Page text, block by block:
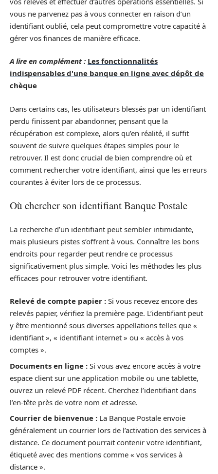
vous ne parvenez pas à vous connecter en raison d’un
identifiant oublié, cela peut compromettre votre capacité à
gérer vos finances de manière efficace.
A lire en complément : Les fonctionnalités
indispensables d'une banque en ligne avec dépôt de
chèque
Dans certains cas, les utilisateurs blessés par un identifiant
perdu finissent par abandonner, pensant que la
récupération est complexe, alors qu’en réalité, il suffit
souvent de suivre quelques étapes simples pour le
retrouver. Il est donc crucial de bien comprendre où et
comment rechercher votre identifiant, ainsi que les erreurs
courantes à éviter lors de ce processus.
Où chercher son identifiant Banque Postale
La recherche d’un identifiant peut sembler intimidante,
mais plusieurs pistes s’offrent à vous. Connaître les bons
endroits pour regarder peut rendre ce processus
significativement plus simple. Voici les méthodes les plus
efficaces pour retrouver votre identifiant.
Relevé de compte papier : Si vous recevez encore des
relevés papier, vérifiez la première page. L’identifiant peut
y être mentionné sous diverses appellations telles que «
identifiant », « identifiant internet » ou « accès à vos
comptes ».
Documents en ligne : Si vous avez encore accès à votre
espace client sur une application mobile ou une tablette,
ouvrez un relevé PDF récent. Cherchez l’identifiant dans
l’en-tête près de votre nom et adresse.
Courrier de bienvenue : La Banque Postale envoie
généralement un courrier lors de l’activation des services à
distance. Ce document pourrait contenir votre identifiant,
étiqueté avec des mentions comme « vos services à
distance ».